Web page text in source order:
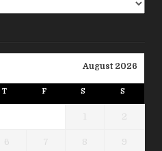
August 2026
T F S S
1 2
6 7 8 9